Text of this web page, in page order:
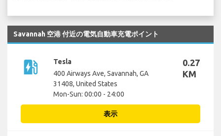
Savannah 空港 付近の電気自動車充電ポイント
ev_station
Tesla
400 Airways Ave, Savannah, GA
31408, United States
Mon-Sun: 00:00 - 24:00
0.27
KM
表示